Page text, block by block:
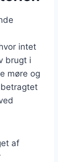
intet
brugt i
møre og
af